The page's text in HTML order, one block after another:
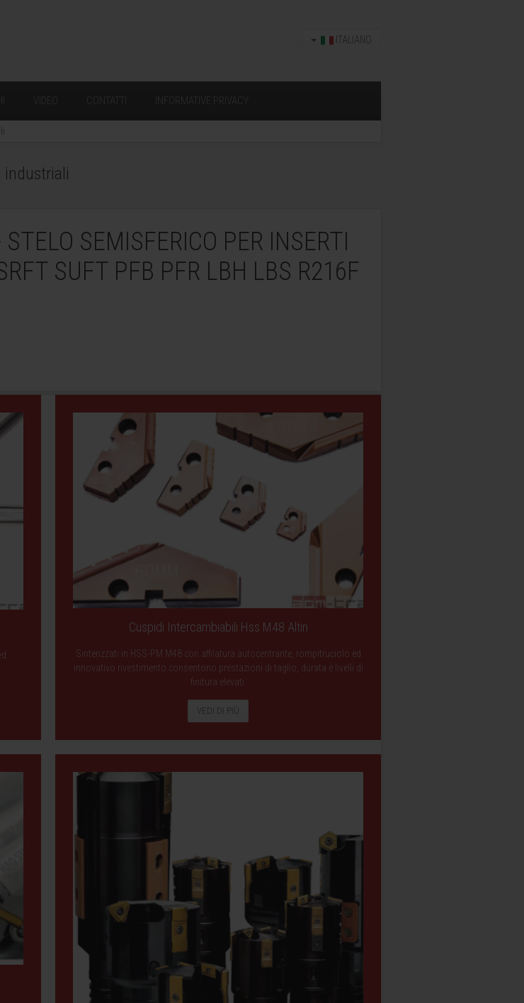
ITALIANO
VIDEO CONTATTI INFORMATIVE PRIVACY
industriali
SEMISFERICO PER INSERTI
SUFT PFB PFR LBH LBS R216F
Cuspidi Intercambiabili Hss M48 Altin
Sinterizzati in HSS-PM M48 con affilatura autocentrante, rompitruciolo ed
innovativo rivestimento consentono prestazioni di taglio, durata e livelli di
finitura elevati.
VEDI DI PIÙ